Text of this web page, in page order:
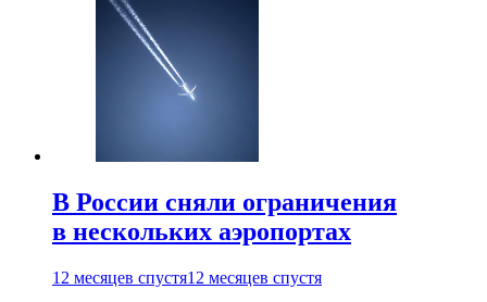
В России сняли ограничения
в нескольких аэропортах
12 месяцев спустя12 месяцев спустя